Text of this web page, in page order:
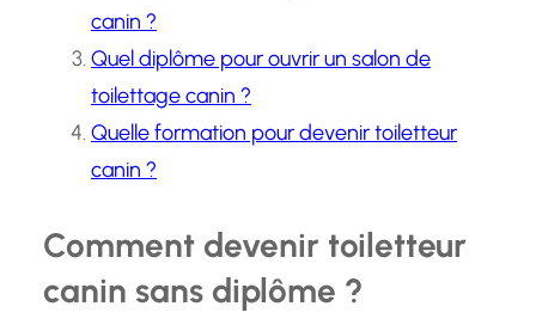
canin ?
Quel diplôme pour ouvrir un salon de
toilettage canin ?
Quelle formation pour devenir toiletteur
canin ?
Comment devenir toiletteur
canin sans diplôme ?